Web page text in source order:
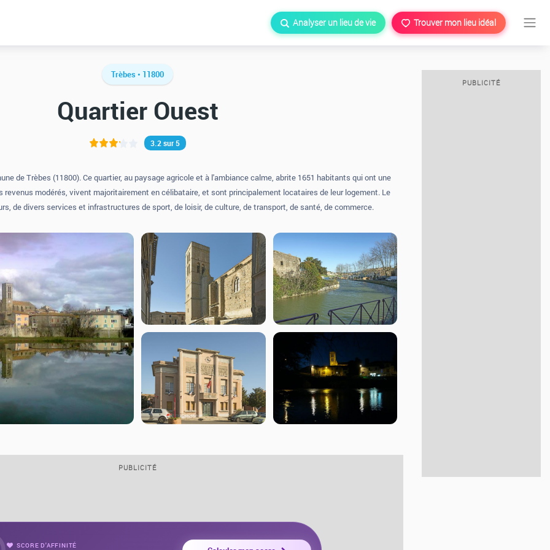
Analyser un lieu de vie Trouver mon lieu idéal
Trèbes • 11800
Quartier Ouest
3.2 sur 5
de Trèbes (11800). Ce quartier, au paysage agricole et à l'ambiance calme, abrite 1651 habitants qui ont une
revenus modérés, vivent majoritairement en célibataire, et sont principalement locataires de leur logement. Le
de divers services et infrastructures de sport, de loisir, de culture, de transport, de santé, de commerce.
PUBLICITÉ
PUBLICITÉ
SCORE D'AFFINITÉ